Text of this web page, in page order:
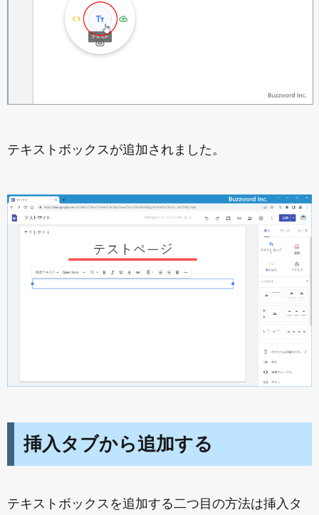
テキストボックスが追加されました。
挿入タブから追加する
テキストボックスを追加する二つ目の方法は挿入タ